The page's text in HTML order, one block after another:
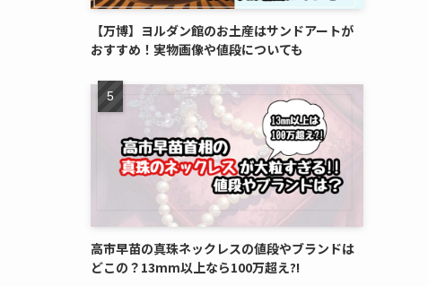
【万博】ヨルダン館のお土産はサンドアートが
おすすめ！実物画像や値段についても
高市早苗の真珠ネックレスの値段やブランドは
どこの？13mm以上なら100万超え?!